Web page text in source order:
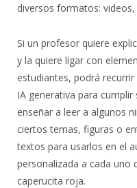
diversos formatos:
Si un profesor quiere
y la quiere ligar con
estudiantes, podrá
IA generativa para
enseñar a leer a algunos
ciertos temas, figuras o
textos para usarlos en el
personalizada a cada uno
caperucita roja.